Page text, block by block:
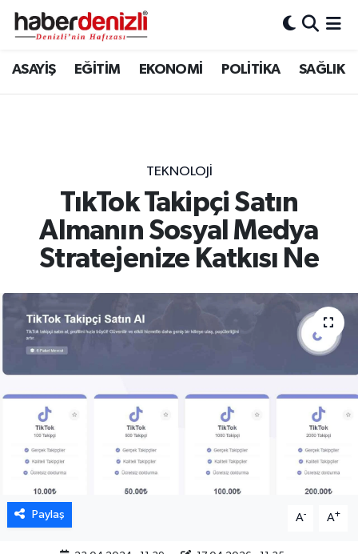
ASAYİŞ EĞİTİM EKONOMİ POLİTİKA SAĞLIK
TEKNOLOJİ
TıkTok Takipçi Satın
Almanın Sosyal Medya
Stratejenize Katkısı Ne
Paylaş A- A+
Denizli Nöbetçi Eczaneler
Tüm Manşetler
Son Dakika Haberleri